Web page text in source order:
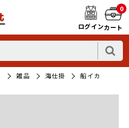
ログイン
0
カート
雑品 海仕掛 船イカ